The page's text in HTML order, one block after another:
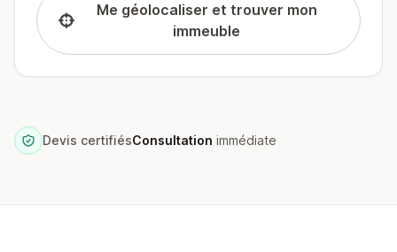
Me géolocaliser et trouver mon
immeuble
Devis certifiésConsultation immédiate